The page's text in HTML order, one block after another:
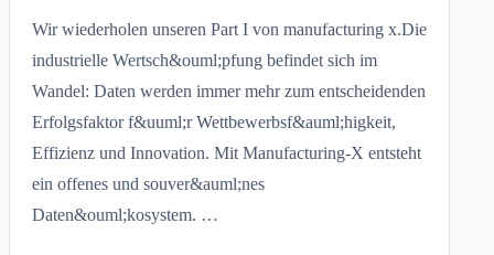
Wir wiederholen unseren Part I von manufacturing x.Die
industrielle Wertsch&ouml;pfung befindet sich im
Wandel: Daten werden immer mehr zum entscheidenden
Erfolgsfaktor f&uuml;r Wettbewerbsf&auml;higkeit,
Effizienz und Innovation. Mit Manufacturing-X entsteht
ein offenes und souver&auml;nes
Daten&ouml;kosystem. …